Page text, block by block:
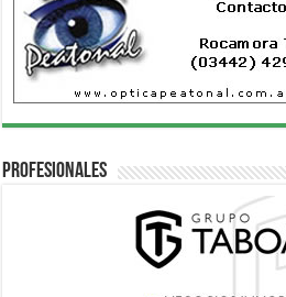
Profesionales